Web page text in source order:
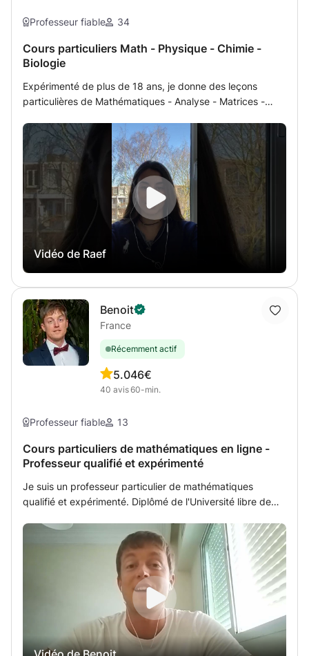
Professeur fiable 34
Cours particuliers Math - Physique - Chimie -
Biologie
Expérimenté de plus de 18 ans, je donne des leçons
particulières de Mathématiques - Analyse - Matrices -
Biologie et Géologie aux élèves de programme français
(aefe) de Terminales, Bac, 1ère, Seconde, Brevet ou
international des lycées en Australie (en anglais), concours
et classes préparatoires universitaires médicales ou 1ère
et 2ème années universitaires ou aux élèves de CNED
pour l'année académique 2022/2023 soit à domicile soit
par internet online par méthode de classe virtuelle (par un
lien qui sert comme tableau et écran de projection et
écriture par le professeur et l'élève plus zoom ou skype).
Pour plus de renseignements, n'hésitez pas à me
Vidéo de Raef
Benoit
France
Récemment actif
5.0
40 avis
46€
60-min.
Professeur fiable 13
Cours particuliers de mathématiques en ligne -
Professeur qualifié et expérimenté
Je suis un professeur particulier de mathématiques
qualifié et expérimenté. Diplômé de l'Université libre de
des cours de remédiations dans différentes écoles de
Bruxelles. Je me suis ensuite spécialisé dans le soutien
scolaire individuel en suivant une formation pédagogique
de la Harvard Graduate School of Education. Je donne
des cours particuliers de mathématiques quotidiennement
depuis plus d'une dizaine d'années. Les élèves qui
suivent mes cours particuliers bénéficient d'un
accompagnement personnalisé. La première séance est
consacrée à un bilan approfondi des connaissances en